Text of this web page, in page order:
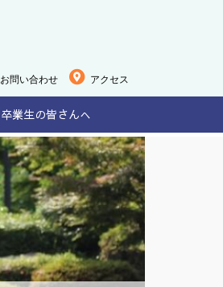
お問い合わせ アクセス
卒業生の皆さんへ